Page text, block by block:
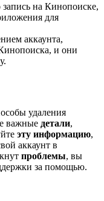
на Кинопоиске,
для
аккаунта,
и они
удаления
важные детали,
эту информацию,
аккаунт в
проблемы, вы
за помощью.